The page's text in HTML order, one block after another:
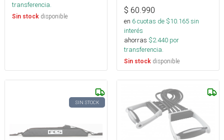
transferencia.
Sin stock disponible
$ 60.990
en 6cuotas de $10.165sin
interés
ahorras $2.440 por
transferencia.
Sin stock disponible
SIN STOCK